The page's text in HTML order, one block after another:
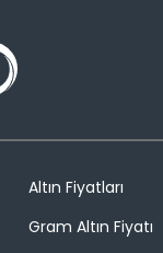
Altın Fiyatları
Gram Altın Fiyatı